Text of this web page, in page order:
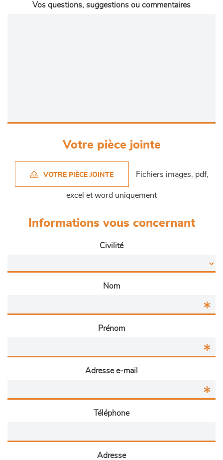
Vos questions, suggestions ou commentaires
Votre pièce jointe
VOTRE PIÈCE JOINTE Fichiers images, pdf,
excel et word uniquement
Informations vous concernant
Civilité
Nom
Prénom
Adresse e-mail
Téléphone
Adresse